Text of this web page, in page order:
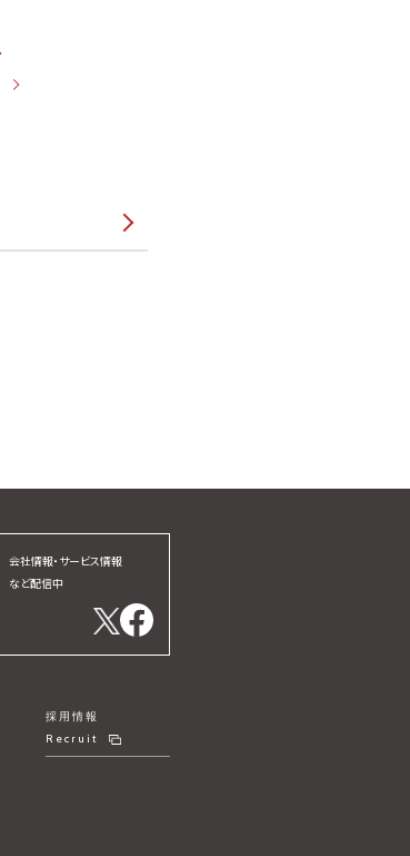
会社情報・サービス情報
など配信中
採用情報
Recruit